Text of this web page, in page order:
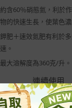
約含60％硝態氮，利於
物的快速生長，使葉色濃
鉀肥＋速效氮肥有利於
速。
最大溶解度為360克/升。
植物種
類
連續使用
的建議
濃度(克/